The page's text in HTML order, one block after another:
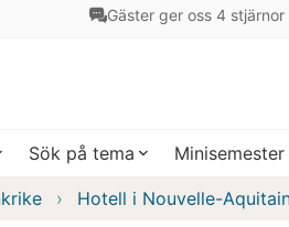
Gäster ger oss 4 stjärnor
Sök på tema Minisemester
Hotell i Nouvelle-